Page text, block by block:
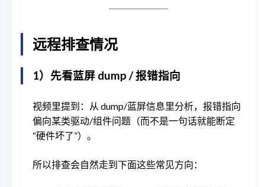
远程排查情况
1）先看蓝屏 dump / 报错指向
视频里提到：从 dump/蓝屏信息里分析，报错指向
偏向某类驱动/组件问题（而不是一句话就能断定
“硬件坏了”）。
所以排查会自然走到下面这些常见方向：